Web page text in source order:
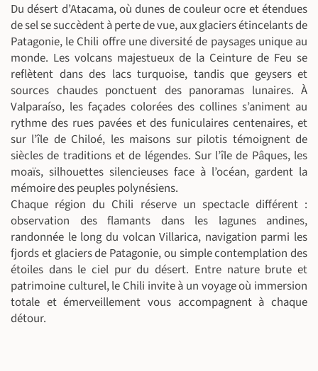
Du désert d’Atacama, où dunes de couleur ocre et étendues
de sel se succèdent à perte de vue, aux glaciers étincelants de
Patagonie, le Chili offre une diversité de paysages unique au
monde. Les volcans majestueux de la Ceinture de Feu se
reflètent dans des lacs turquoise, tandis que geysers et
sources chaudes ponctuent des panoramas lunaires. À
Valparaíso, les façades colorées des collines s’animent au
rythme des rues pavées et des funiculaires centenaires, et
sur l’île de Chiloé, les maisons sur pilotis témoignent de
siècles de traditions et de légendes. Sur l’île de Pâques, les
moaïs, silhouettes silencieuses face à l’océan, gardent la
mémoire des peuples polynésiens.
Chaque région du Chili réserve un spectacle différent :
observation des flamants dans les lagunes andines,
randonnée le long du volcan Villarica, navigation parmi les
fjords et glaciers de Patagonie, ou simple contemplation des
étoiles dans le ciel pur du désert. Entre nature brute et
patrimoine culturel, le Chili invite à un voyage où immersion
totale et émerveillement vous accompagnent à chaque
détour.